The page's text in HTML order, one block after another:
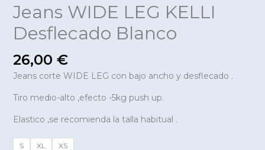
Jeans WIDE LEG KELLI
Desflecado Blanco
26,00 €
Jeans corte WIDE LEG con bajo ancho y desflecado .
Tiro medio-alto ,efecto -5kg push up.
Elastico ,se recomienda la talla habitual .
S XL XS